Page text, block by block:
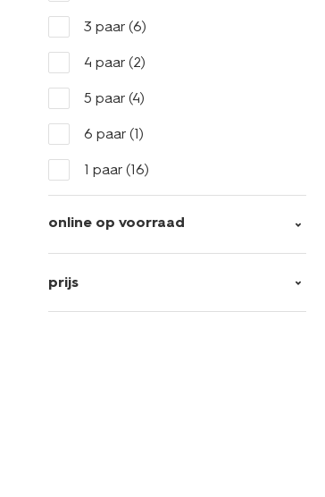
3 paar (6)
4 paar (2)
5 paar (4)
6 paar (1)
1 paar (16)
online op voorraad
prijs